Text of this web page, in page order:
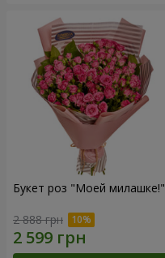
Букет роз "Моей милашке!"
2 888 грн